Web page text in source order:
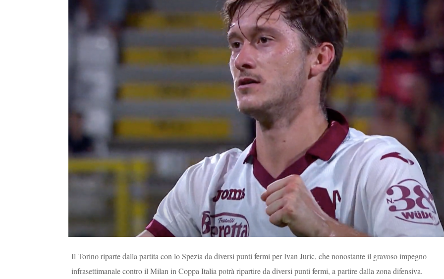
Il Torino riparte dalla partita con lo Spezia da diversi punti fermi per Ivan Juric, che nonostante il gravoso impegno
infrasettimanale contro il Milan in Coppa Italia potrà ripartire da diversi punti fermi, a partire dalla zona difensiva.